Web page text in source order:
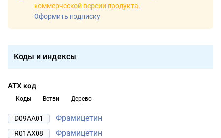
коммерческой версии продукта.
Оформить подписку
Коды и индексы
АТХ код
Коды Ветви Дерево
D09AA01 Фрамицетин
R01AX08 Фрамицетин